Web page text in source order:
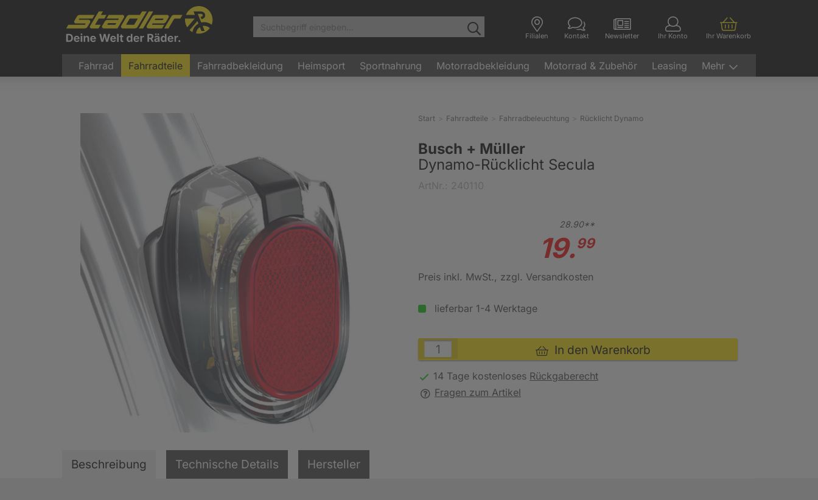
Filialen Kontakt Newsletter Ihr Konto Ihr Warenkorb
Fahrrad Fahrradteile Fahrradbekleidung Heimsport Sportnahrung Motorradbekleidung Motorrad & Zubehör Leasing Mehr
Start Fahrradteile Fahrradbeleuchtung Rücklicht Dynamo
Busch + Müller
Dynamo-Rücklicht Secula
28.90**
19.99
Preis inkl. MwSt., zzgl. Versandkosten
lieferbar 1-4 Werktage
In den Warenkorb
14 Tage kostenloses Rückgaberecht
Fragen zum Artikel
Beschreibung Technische Details Hersteller